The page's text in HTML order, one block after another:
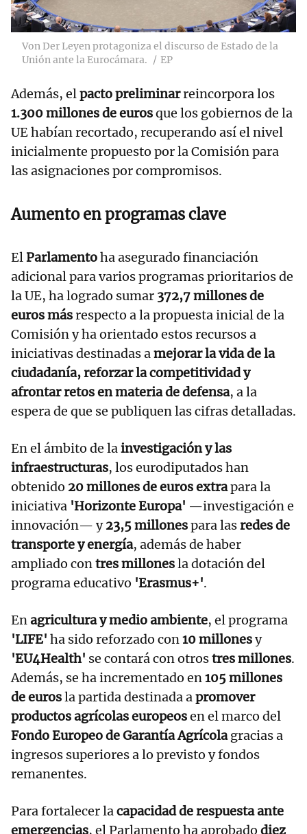
Von Der Leyen protagoniza el discurso de Estado de la
Unión ante la Eurocámara.
EP
Además, elpacto preliminarreincorpora los
1.300 millones de eurosque los gobiernos de la
UE habían recortado, recuperando así el nivel
inicialmente propuesto por la Comisión para
las asignaciones por compromisos.
Aumento en programas clave
ElParlamentoha asegurado financiación
adicional para varios programas prioritarios de
la UE, ha logrado sumar 372,7 millones de
euros másrespecto a la propuesta inicial de la
Comisión y ha orientado estos recursos a
iniciativas destinadas amejorar la vida de la
ciudadanía, reforzar la competitividad y
afrontar retos en materia de defensa, a la
espera de que se publiquen las cifras detalladas.
En el ámbito de lainvestigación y las
infraestructuras, los eurodiputados han
obtenido 20 millones de euros extrapara la
iniciativa 'Horizonte Europa' —investigación e
innovación— y23,5 millonespara lasredes de
transporte y energía, además de haber
ampliado contres millonesla dotación del
programa educativo 'Erasmus+'.
Enagricultura y medio ambiente, el programa
'LIFE' ha sido reforzado con10 millonesy
'EU4Health' se contará con otrostres millones.
Además, se ha incrementado en105 millones
de eurosla partida destinada apromover
productos agrícolas europeosen el marco del
Fondo Europeo de Garantía Agrícolagracias a
ingresos superiores a lo previsto y fondos
remanentes.
Para fortalecer lacapacidad de respuesta ante
emergencias, el Parlamento ha aprobado diez